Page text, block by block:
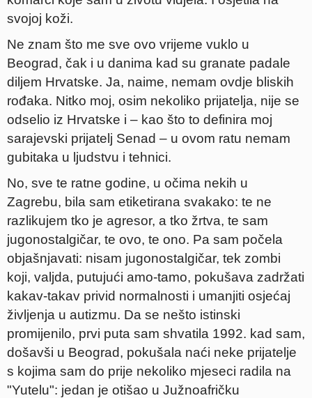
svojoj koži.
Ne znam što me sve ovo vrijeme vuklo u
Beograd, čak i u danima kad su granate padale
diljem Hrvatske. Ja, naime, nemam ovdje bliskih
rođaka. Nitko moj, osim nekoliko prijatelja, nije se
odselio iz Hrvatske i – kao što to definira moj
sarajevski prijatelj Senad – u ovom ratu nemam
gubitaka u ljudstvu i tehnici.
No, sve te ratne godine, u očima nekih u
Zagrebu, bila sam etiketirana svakako: te ne
razlikujem tko je agresor, a tko žrtva, te sam
jugonostalgičar, te ovo, te ono. Pa sam počela
objašnjavati: nisam jugonostalgičar, tek zombi
koji, valjda, putujući amo-tamo, pokušava zadržati
kakav-takav privid normalnosti i umanjiti osjećaj
življenja u autizmu. Da se nešto istinski
promijenilo, prvi puta sam shvatila 1992. kad sam,
došavši u Beograd, pokušala naći neke prijatelje
s kojima sam do prije nekoliko mjeseci radila na
"Yutelu": jedan je otišao u Južnoafričku